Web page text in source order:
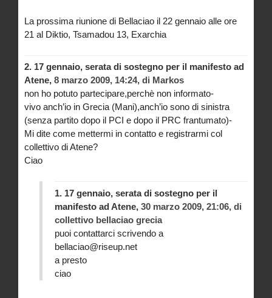
La prossima riunione di Bellaciao il 22 gennaio alle ore
21 al Diktio, Tsamadou 13, Exarchia
2. 17 gennaio, serata di sostegno per il manifesto ad
Atene, 8 marzo 2009, 14:24, di Markos
non ho potuto partecipare,perchè non informato-
vivo anch’io in Grecia (Mani),anch’io sono di sinistra
(senza partito dopo il PCI e dopo il PRC frantumato)-
Mi dite come mettermi in contatto e registrarmi col
collettivo di Atene?
Ciao
1. 17 gennaio, serata di sostegno per il
manifesto ad Atene, 30 marzo 2009, 21:06, di
collettivo bellaciao grecia
puoi contattarci scrivendo a
bellaciao@riseup.net
a presto
ciao